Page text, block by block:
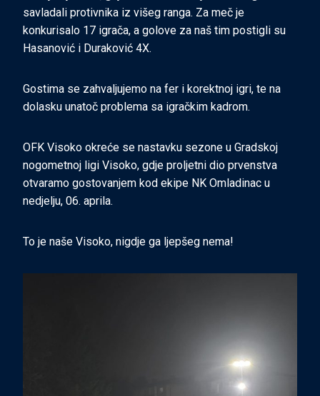
savladali protivnika iz višeg ranga. Za meč je
konkurisalo 17 igrača, a golove za naš tim postigli su
Hasanović i Duraković 4X.
Gostima se zahvaljujemo na fer i korektnoj igri, te na
dolasku unatoč problema sa igračkim kadrom.
OFK Visoko okreće se nastavku sezone u Gradskoj
nogometnoj ligi Visoko, gdje proljetni dio prvenstva
otvaramo gostovanjem kod ekipe NK Omladinac u
nedjelju, 06. aprila.
To je naše Visoko, nigdje ga ljepšeg nema!